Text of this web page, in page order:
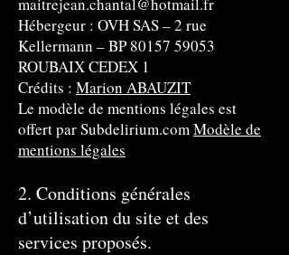
Hébergeur : OVH SAS – 2 rue
Kellermann – BP 80157 59053
ROUBAIX CEDEX 1
Crédits : Marion ABAUZIT
Le modèle de mentions légales est
offert par Subdelirium.comModèle de
mentions légales
2. Conditions générales
d’utilisation du site et des
services proposés.